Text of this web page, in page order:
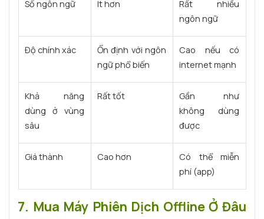
Số ngôn ngữ Ít hơn
Rất nhiều
ngôn ngữ
Độ chính xác
Ổn định với ngôn
ngữ phổ biến
Cao nếu có
internet mạnh
Khả năng
dùng ở vùng
sâu
Rất tốt
Gần như
không dùng
được
Giá thành Cao hơn
Có thể miễn
phí (app)
7. Mua Máy Phiên Dịch Offline Ở Đâu